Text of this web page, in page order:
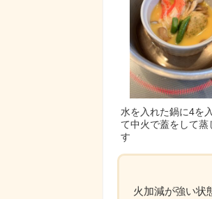
水を入れた鍋に4を
て中火で蓋をして蒸
す
火加減が強い状